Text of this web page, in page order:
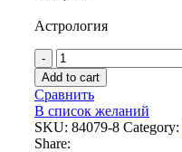
Астрология
Многослойное
колье
«Звезда»
quantity
Add to cart
Сравнить
В список желаний
SKU: 84079-8 Category:
Share: